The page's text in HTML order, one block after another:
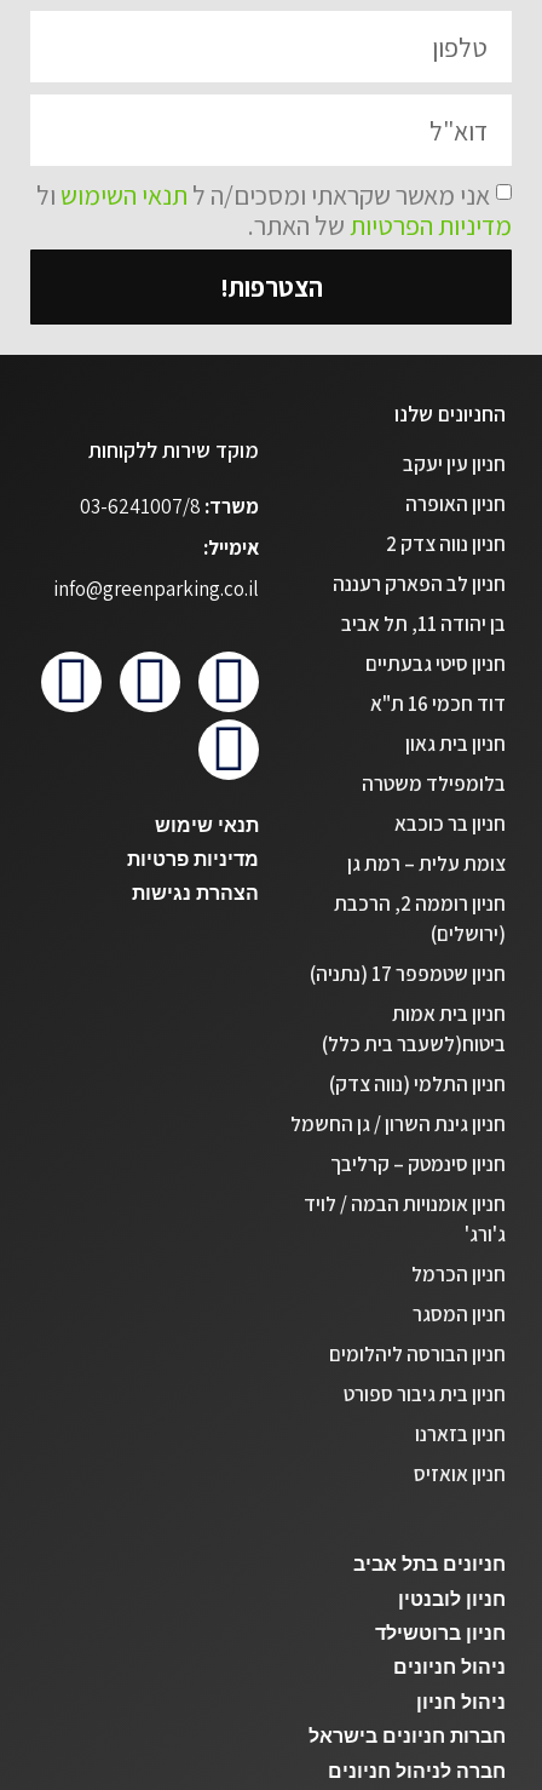
אני מאשר שקראתי ומסכים/ה לתנאי השימושול
מדיניות הפרטיותשל האתר.
הצטרפות!
החניונים שלנו
חניון עין יעקב
חניון האופרה
חניון נווה צדק 2
חניון לב הפארק רעננה
בן יהודה 11, תל אביב
חניון סיטי גבעתיים
דוד חכמי 16 ת"א
חניון בית גאון
בלומפילד משטרה
חניון בר כוכבא
צומת עלית – רמת גן
חניון רוממה 2, הרכבת
(ירושלים)
חניון שטמפפר 17 (נתניה)
חניון בית אמות
ביטוח(לשעבר בית כלל)
חניון התלמי (נווה צדק)
חניון גינת השרון / גן החשמל
חניון סינמטק – קרליבך
חניון אומנויות הבמה / לויד
ג'ורג'
חניון הכרמל
חניון המסגר
חניון הבורסה ליהלומים
חניון בית גיבור ספורט
חניון בזארנו
חניון אואזיס
מוקד שירות ללקוחות
משרד:03-6241007/8
אימייל:
info@greenparking.co.il
תנאי שימוש
מדיניות פרטיות
הצהרת נגישות
חניונים בתל אביב
חניון לובנטין
חניון ברוטשילד
ניהול חניונים
ניהול חניון
חברות חניונים בישראל
חברה לניהול חניונים